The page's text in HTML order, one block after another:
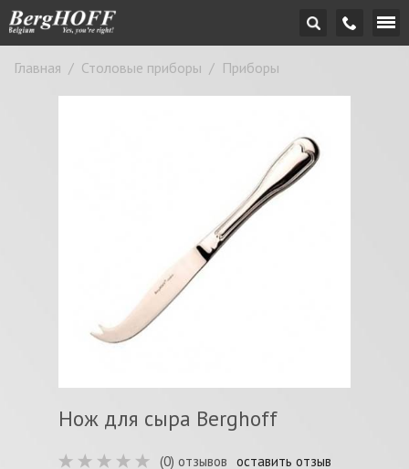
Главная / Столовые приборы / Приборы
Нож для сыра Berghoff
(0) отзывов оставить отзыв